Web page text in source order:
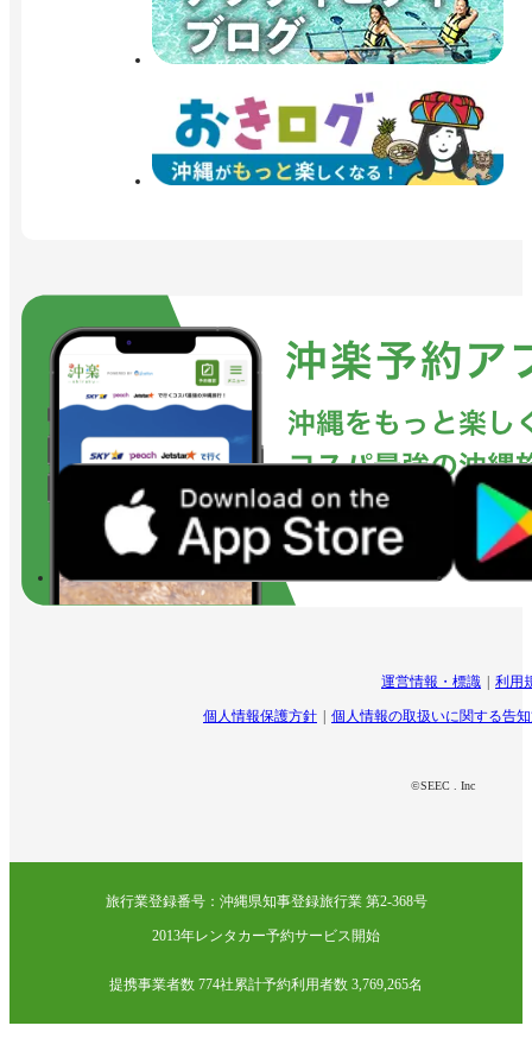
運営情報・標識 利用
個人情報保護方針 個人情報の取扱いに関する告
©SEEC . Inc
旅行業登録番号：沖縄県知事登録旅行業 第2-368号
2013年レンタカー予約サービス開始
提携事業者数 774社累計予約利用者数 3,769,265名